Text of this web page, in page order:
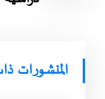
المنشورات